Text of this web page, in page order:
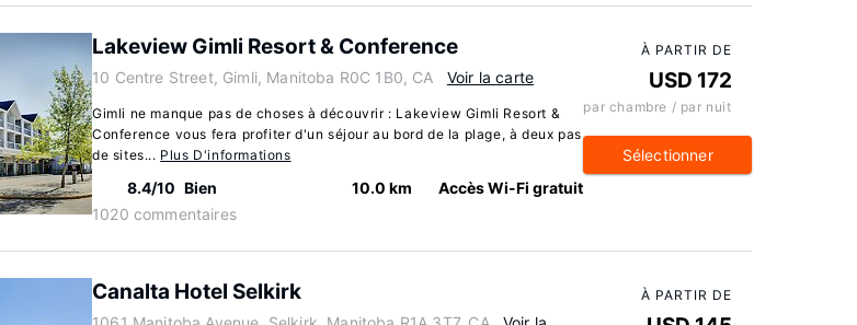
Lakeview Gimli Resort & Conference
10 Centre Street, Gimli, Manitoba R0C 1B0, CA Voir la carte
Gimli ne manque pas de choses à découvrir : Lakeview Gimli Resort &
Conference vous fera profiter d'un séjour au bord de la plage, à deux pas
de sites... Plus D'informations
8.4/10 Bien
1020 commentaires
10.0 km Accès Wi-Fi gratuit
À PARTIR DE
USD 172
par chambre / par nuit
Sélectionner
Canalta Hotel Selkirk À PARTIR DE